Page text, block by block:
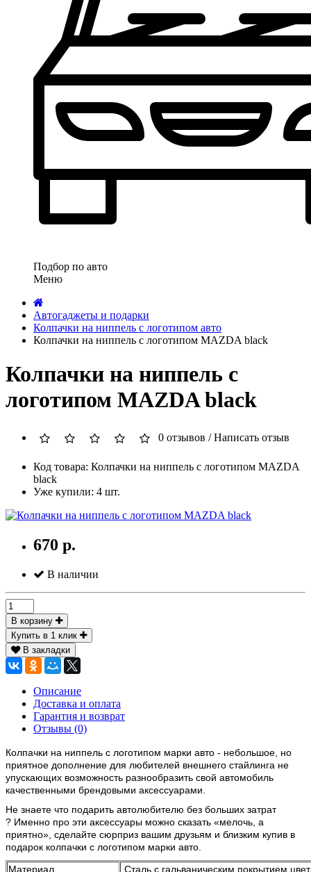
Подбор по авто
Меню
Автогаджеты и подарки
Колпачки на ниппель с логотипом авто
Колпачки на ниппель с логотипом MAZDA black
Колпачки на ниппель с
логотипом MAZDA black
0 отзывов /Написать отзыв
Код товара: Колпачки на ниппель с логотипом MAZDA
black
Уже купили: 4 шт.
670 р.
В наличии
В корзину
Купить в 1 клик
В закладки
Описание
Доставка и оплата
Гарантия и возврат
Отзывы (0)
Колпачки на ниппель с логотипом марки авто - небольшое, но
приятное дополнение для любителей внешнего стайлинга не
упускающих возможность разнообразить свой автомобиль
качественными брендовыми аксессуарами.
Не знаете что подарить автолюбителю без больших затрат
? Именно про эти аксессуары можно сказать «мелочь, а
приятно», сделайте сюрприз вашим друзьям и близким купив в
подарок колпачки с логотипом марки авто.
Материал
Сталь с гальваническим покрытием